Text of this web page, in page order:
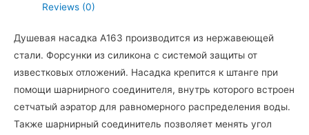
Reviews (0)
Душевая насадка А163 производится из нержавеющей
стали. Форсунки из силикона с системой защиты от
известковых отложений. Насадка крепится к штанге при
помощи шарнирного соединителя, внутрь которого встроен
сетчатый аэратор для равномерного распределения воды.
Также шарнирный соединитель позволяет менять угол